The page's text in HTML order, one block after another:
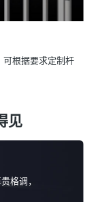
可根据要求定制杆
见
格调，